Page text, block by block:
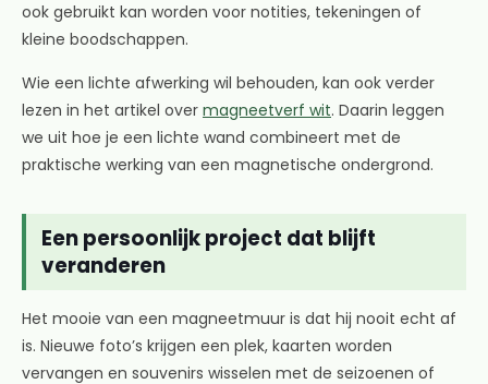
ook gebruikt kan worden voor notities, tekeningen of
kleine boodschappen.
Wie een lichte afwerking wil behouden, kan ook verder
lezen in het artikel over magneetverf wit. Daarin leggen
we uit hoe je een lichte wand combineert met de
praktische werking van een magnetische ondergrond.
Een persoonlijk project dat blijft
veranderen
Het mooie van een magneetmuur is dat hij nooit echt af
is. Nieuwe foto’s krijgen een plek, kaarten worden
vervangen en souvenirs wisselen met de seizoenen of